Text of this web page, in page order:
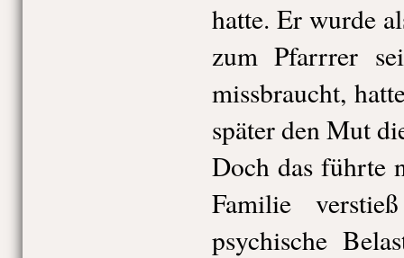
hatte. Er wurde
zum Pfarrrer
missbraucht,
später den Mut
Doch das führte
Familie
psychische